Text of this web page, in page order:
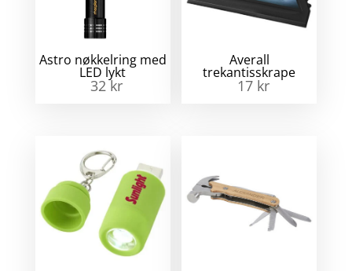
Astro nøkkelring med
LED lykt
32kr
Averall
trekantisskrape
17 kr